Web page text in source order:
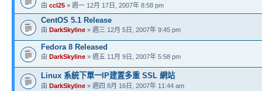
由 ccl25 » 週一 12月 17日, 2007年 8:58 pm
CentOS 5.1 Release
由 DarkSkyline » 週三 12月 5日, 2007年 9:45 pm
Fedora 8 Released
由 DarkSkyline » 週五 11月 9日, 2007年 5:58 pm
Linux 系統下單一IP建置多重 SSL 網站
由 DarkSkyline » 週四 8月 16日, 2007年 11:44 am